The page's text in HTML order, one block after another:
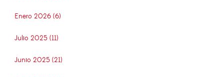
Enero 2026 (6)
Julio 2025 (11)
Junio 2025 (21)